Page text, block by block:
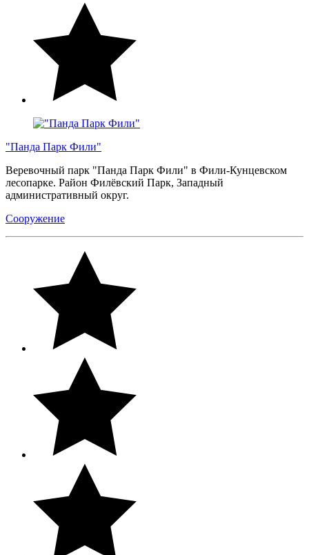
"Панда Парк Фили"
Веревочный парк "Панда Парк Фили" в Фили-Кунцевском
лесопарке. Район Филёвский Парк, Западный
административный округ.
Сооружение